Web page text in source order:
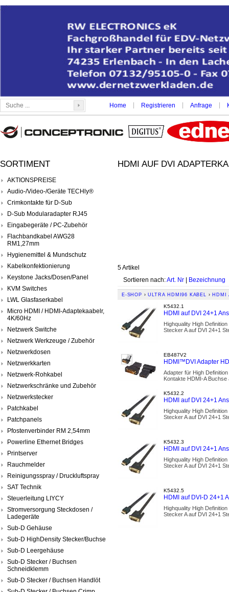
Home Registrieren Anfrage
SORTIMENT
AKTIONSPREISE
Audio-/Video-/Geräte TECHly®
Crimkontakte für D-Sub
D-Sub Modularadapter RJ45
Eingabegeräte / PC-Zubehör
Flachbandkabel AWG28
RM1,27mm
Hygienemittel & Mundschutz
Kabelkonfektionierung
Keystone Jacks/Dosen/Panel
KVM Switches
LWL Glasfaserkabel
Micro HDMI / HDMI-Adaptekaabelr,
4K/60Hz
Netzwerk Switche
Netzwerk Werkzeuge / Zubehör
Netzwerkdosen
Netzwerkkarten
Netzwerk-Rohkabel
Netzwerkschränke und Zubehör
Netzwerkstecker
Patchkabel
Patchpanels
Pfostenverbinder RM 2,54mm
Powerline Ethernet Bridges
Printserver
Rauchmelder
Reinigungsspray / Druckluftspray
SAT Technik
Steuerleitung LIYCY
Stromversorgung Steckdosen /
Ladegeräte
Sub-D Gehäuse
Sub-D HighDensity Stecker/Buchse
Sub-D Leergehäuse
Sub-D Stecker / Buchsen
Schneidklemm
Sub-D Stecker / Buchsen Handlöt
HDMI AUF DVI
5 Artikel
Sortieren nach:Art. Nr | Bezeichnung
E-SHOP › ULTRA HDMI96 KABEL › HDMI
K5432.1
HDMI auf DVI 24+1
Highquality High
Stecker A auf DVI 24+1
EB487V2
HDMI™DVI Adapter
Adapter für High
Kontakte HDMI-A
K5432.2
HDMI auf DVI 24+1
Highquality High
Stecker A auf DVI 24+1
K5432.3
HDMI auf DVI 24+1
Highquality High
Stecker A auf DVI 24+1
K5432.5
HDMI auf DVI-D 24+1
Highquality High
Stecker A auf DVI 24+1